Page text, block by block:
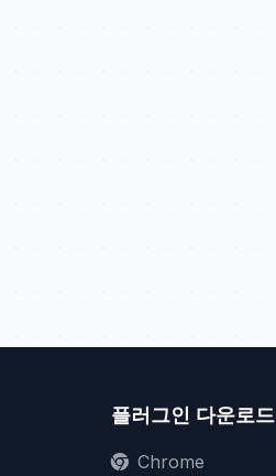
플러그인 다운로드
Chrome